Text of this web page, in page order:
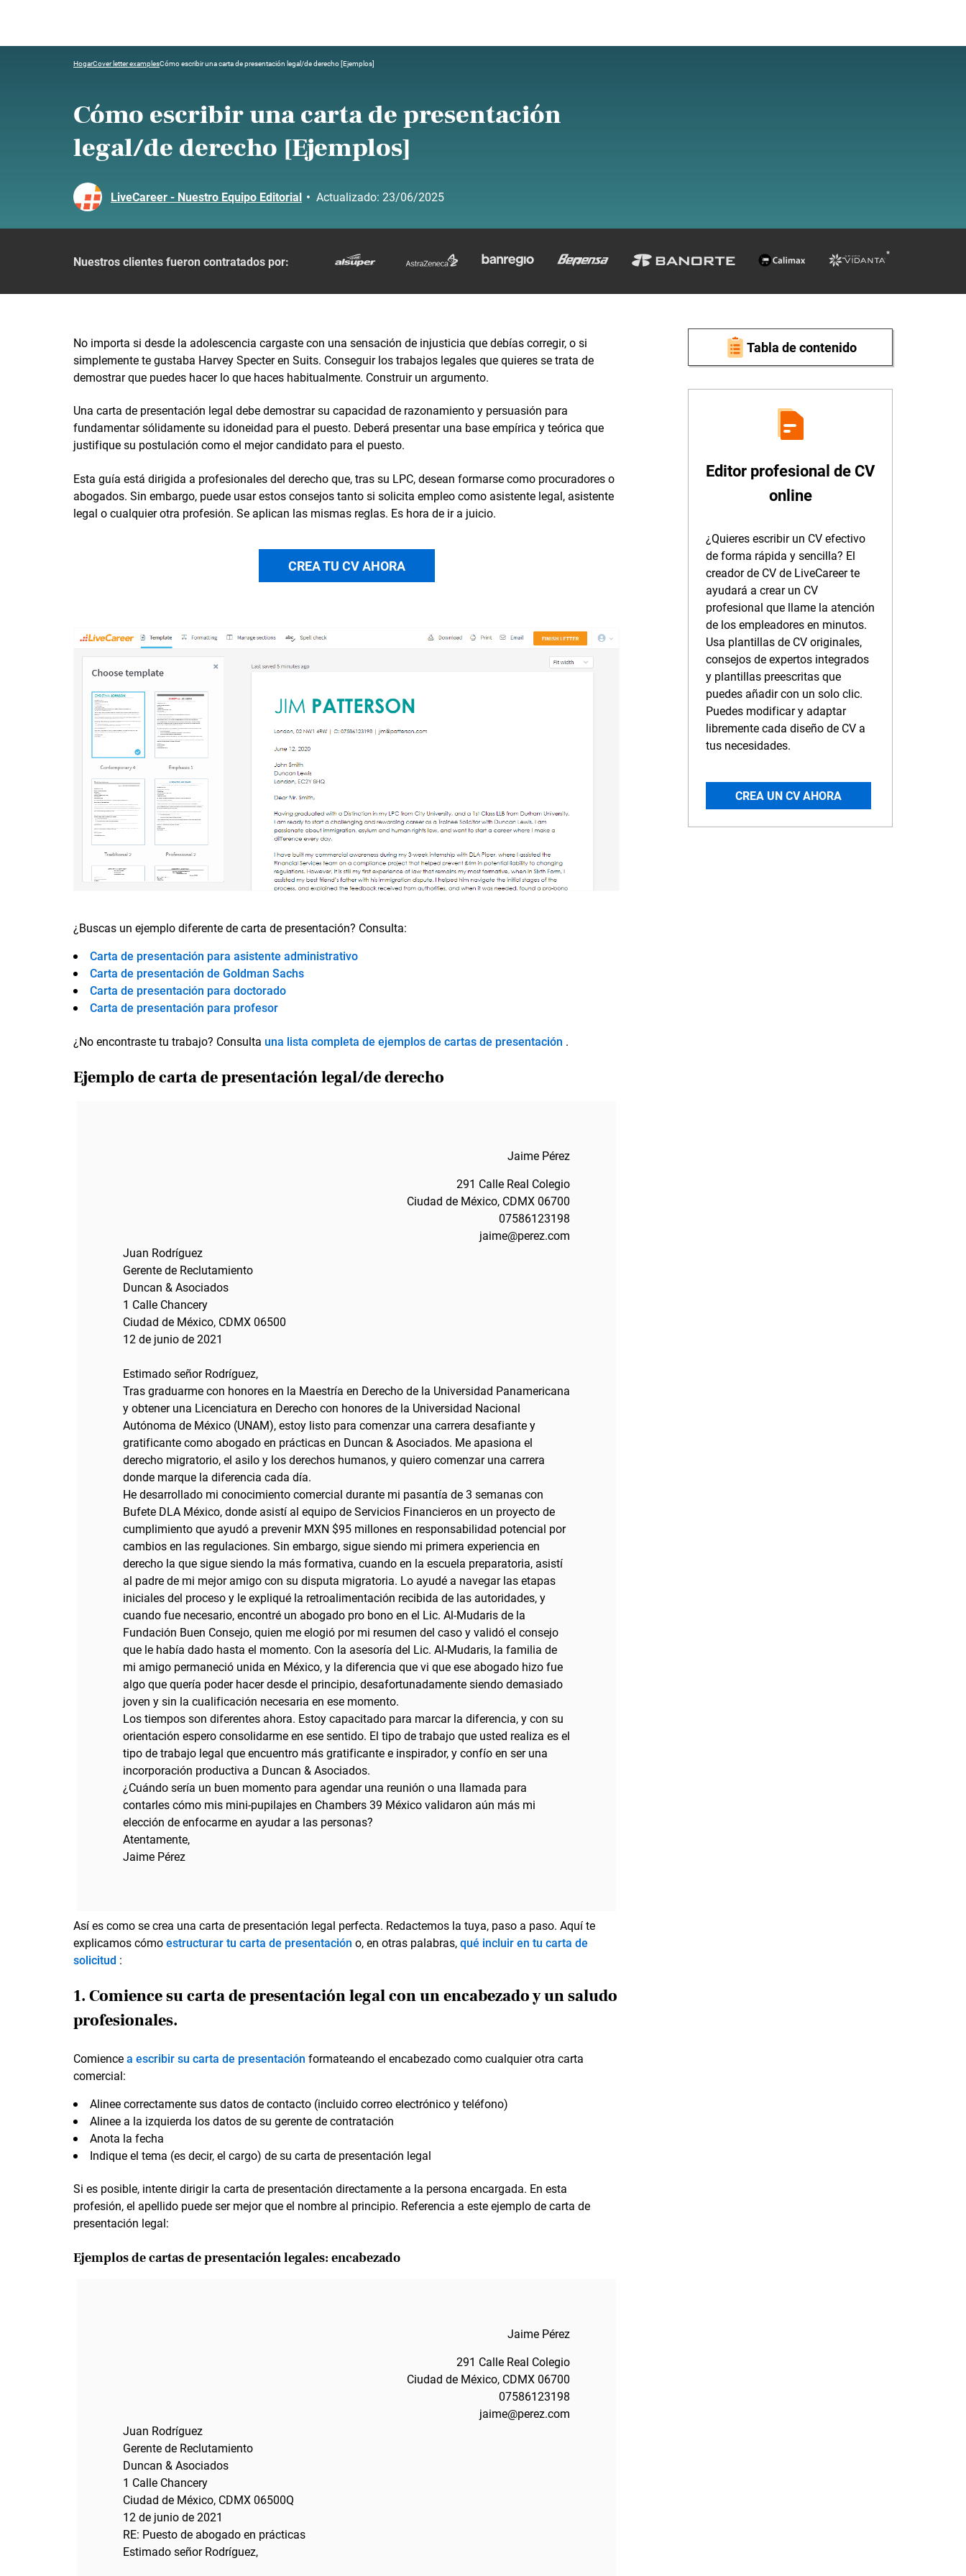
HogarCover letter examplesCómo escribir una carta de presentación legal/de derecho [Ejemplos]
Cómo escribir una carta de presentación
legal/de derecho [Ejemplos]
LiveCareer - Nuestro Equipo Editorial • Actualizado: 23/06/2025
Nuestros clientes fueron contratados por:
Tabla de contenido
Editor profesional de CV
online
¿Quieres escribir un CV efectivo
de forma rápida y sencilla? El
creador de CV de LiveCareer te
ayudará a crear un CV
profesional que llame la atención
de los empleadores en minutos.
Usa plantillas de CV originales,
consejos de expertos integrados
y plantillas preescritas que
puedes añadir con un solo clic.
Puedes modificar y adaptar
libremente cada diseño de CV a
tus necesidades.
CREA UN CV AHORA
No importa si desde la adolescencia cargaste con una sensación de injusticia que debías corregir, o si
simplemente te gustaba Harvey Specter en Suits. Conseguir los trabajos legales que quieres se trata de
demostrar que puedes hacer lo que haces habitualmente. Construir un argumento.
Una carta de presentación legal debe demostrar su capacidad de razonamiento y persuasión para
fundamentar sólidamente su idoneidad para el puesto. Deberá presentar una base empírica y teórica que
justifique su postulación como el mejor candidato para el puesto.
Esta guía está dirigida a profesionales del derecho que, tras su LPC, desean formarse como procuradores o
abogados. Sin embargo, puede usar estos consejos tanto si solicita empleo como asistente legal, asistente
legal o cualquier otra profesión. Se aplican las mismas reglas. Es hora de ir a juicio.
CREA TU CV AHORA
¿Buscas un ejemplo diferente de carta de presentación? Consulta:
Carta de presentación para asistente administrativo
Carta de presentación de Goldman Sachs
Carta de presentación para doctorado
Carta de presentación para profesor
¿No encontraste tu trabajo? Consulta una lista completa de ejemplos de cartas de presentación .
Ejemplo de carta de presentación legal/de derecho
Jaime Pérez
291 Calle Real Colegio
Ciudad de México, CDMX 06700
07586123198
jaime@perez.com
Juan Rodríguez
Gerente de Reclutamiento
Duncan & Asociados
1 Calle Chancery
Ciudad de México, CDMX 06500
12 de junio de 2021
Estimado señor Rodríguez,
Tras graduarme con honores en la Maestría en Derecho de la Universidad Panamericana
y obtener una Licenciatura en Derecho con honores de la Universidad Nacional
Autónoma de México (UNAM), estoy listo para comenzar una carrera desafiante y
gratificante como abogado en prácticas en Duncan & Asociados. Me apasiona el
derecho migratorio, el asilo y los derechos humanos, y quiero comenzar una carrera
donde marque la diferencia cada día.
He desarrollado mi conocimiento comercial durante mi pasantía de 3 semanas con
Bufete DLA México, donde asistí al equipo de Servicios Financieros en un proyecto de
cumplimiento que ayudó a prevenir MXN $95 millones en responsabilidad potencial por
cambios en las regulaciones. Sin embargo, sigue siendo mi primera experiencia en
derecho la que sigue siendo la más formativa, cuando en la escuela preparatoria, asistí
al padre de mi mejor amigo con su disputa migratoria. Lo ayudé a navegar las etapas
iniciales del proceso y le expliqué la retroalimentación recibida de las autoridades, y
cuando fue necesario, encontré un abogado pro bono en el Lic. Al-Mudaris de la
Fundación Buen Consejo, quien me elogió por mi resumen del caso y validó el consejo
que le había dado hasta el momento. Con la asesoría del Lic. Al-Mudaris, la familia de
mi amigo permaneció unida en México, y la diferencia que vi que ese abogado hizo fue
algo que quería poder hacer desde el principio, desafortunadamente siendo demasiado
joven y sin la cualificación necesaria en ese momento.
Los tiempos son diferentes ahora. Estoy capacitado para marcar la diferencia, y con su
orientación espero consolidarme en ese sentido. El tipo de trabajo que usted realiza es el
tipo de trabajo legal que encuentro más gratificante e inspirador, y confío en ser una
incorporación productiva a Duncan & Asociados.
¿Cuándo sería un buen momento para agendar una reunión o una llamada para
contarles cómo mis mini-pupilajes en Chambers 39 México validaron aún más mi
elección de enfocarme en ayudar a las personas?
Atentamente,
Jaime Pérez
Así es como se crea una carta de presentación legal perfecta. Redactemos la tuya, paso a paso. Aquí te
explicamos cómoestructurar tu carta de presentación o, en otras palabras,qué incluir en tu carta de
solicitud :
1. Comience su carta de presentación legal con un encabezado y un saludo
profesionales.
Comiencea escribir su carta de presentación formateando el encabezado como cualquier otra carta
comercial:
Alinee correctamente sus datos de contacto (incluido correo electrónico y teléfono)
Alinee a la izquierda los datos de su gerente de contratación
Anota la fecha
Indique el tema (es decir, el cargo) de su carta de presentación legal
Si es posible, intente dirigir la carta de presentación directamente a la persona encargada. En esta
profesión, el apellido puede ser mejor que el nombre al principio. Referencia a este ejemplo de carta de
presentación legal:
Ejemplos de cartas de presentación legales: encabezado
Jaime Pérez
291 Calle Real Colegio
Ciudad de México, CDMX 06700
07586123198
jaime@perez.com
Juan Rodríguez
Gerente de Reclutamiento
Duncan & Asociados
1 Calle Chancery
Ciudad de México, CDMX06500Q
12 de junio de 2021
RE: Puesto de abogado en prácticas
Estimado señor Rodríguez,